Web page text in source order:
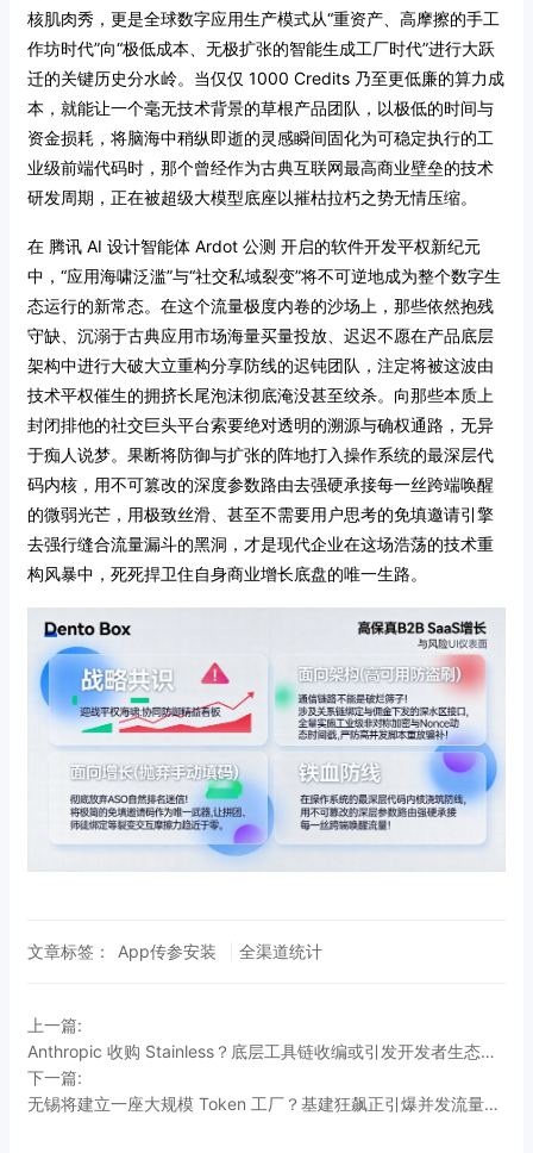
核肌肉秀，更是全球数字应用生产模式从“重资产、高摩擦的手工
作坊时代”向“极低成本、无极扩张的智能生成工厂时代”进行大跃
迁的关键历史分水岭。当仅仅 1000 Credits 乃至更低廉的算力成
本，就能让一个毫无技术背景的草根产品团队，以极低的时间与
资金损耗，将脑海中稍纵即逝的灵感瞬间固化为可稳定执行的工
业级前端代码时，那个曾经作为古典互联网最高商业壁垒的技术
研发周期，正在被超级大模型底座以摧枯拉朽之势无情压缩。
在 腾讯 AI 设计智能体 Ardot 公测 开启的软件开发平权新纪元
中，“应用海啸泛滥”与“社交私域裂变”将不可逆地成为整个数字生
态运行的新常态。在这个流量极度内卷的沙场上，那些依然抱残
守缺、沉溺于古典应用市场海量买量投放、迟迟不愿在产品底层
架构中进行大破大立重构分享防线的迟钝团队，注定将被这波由
技术平权催生的拥挤长尾泡沫彻底淹没甚至绞杀。向那些本质上
封闭排他的社交巨头平台索要绝对透明的溯源与确权通路，无异
于痴人说梦。果断将防御与扩张的阵地打入操作系统的最深层代
码内核，用不可篡改的深度参数路由去强硬承接每一丝跨端唤醒
的微弱光芒，用极致丝滑、甚至不需要用户思考的免填邀请引擎
去强行缝合流量漏斗的黑洞，才是现代企业在这场浩荡的技术重
构风暴中，死死捍卫住自身商业增长底盘的唯一生路。
文章标签： App传参安装 全渠道统计
上一篇:
Anthropic 收购 Stainless？底层工具链收编或引发开发者生态重组
下一篇:
无锡将建立一座大规模 Token 工厂？基建狂飙正引爆并发流量危机